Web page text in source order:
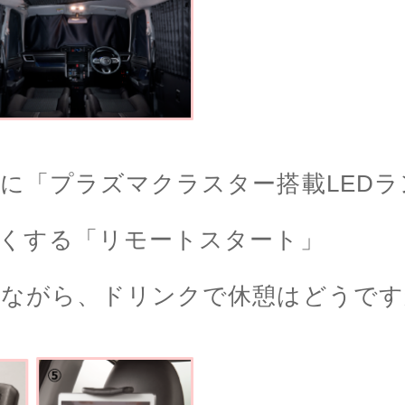
「プラズマクラスター搭載LEDラ
する「リモートスタート」
がら、ドリンクで休憩はどうで